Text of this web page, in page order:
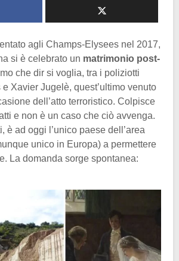
agli Champs-Elysees nel 2017,
si è celebrato un matrimonio post-
che dir si voglia, tra i poliziotti
Xavier Jugelè, quest’ultimo venuto
dell’atto terroristico. Colpisce
e non è un caso che ciò avvenga.
è ad oggi l’unico paese dell’area
unico in Europa) a permettere
La domanda sorge spontanea: